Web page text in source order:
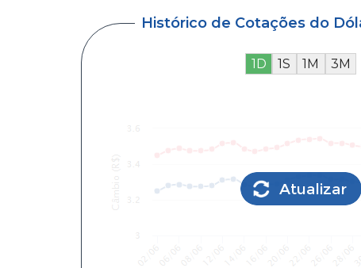
Histórico de Cotações do
1D 1S 1M 3M